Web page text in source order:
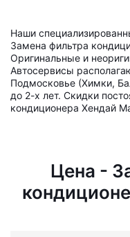
Наши
Замена фильтра
Оригинальные и
Автосервисы
Подмосковье (Химки,
до 2-х лет. Скидки
кондиционера Хендай
Цена -